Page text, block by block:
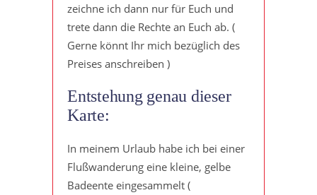
zeichne ich dann nur für Euch und
trete dann die Rechte an Euch ab. (
Gerne könnt Ihr mich bezüglich des
Preises anschreiben )
Entstehung genau dieser
Karte:
In meinem Urlaub habe ich bei einer
Flußwanderung eine kleine, gelbe
Badeente eingesammelt (